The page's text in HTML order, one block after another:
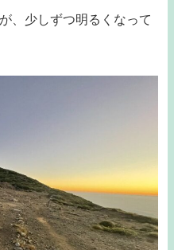
、少しずつ明るくなって